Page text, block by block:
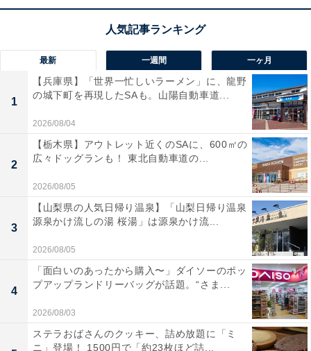
1 2
最新 一週間 一ヶ月
1
【兵庫県】「世界一忙しいラーメン」に、龍野
の城下町を再現したSAも。山陽自動車道...
2026/08/04
2
【栃木県】アウトレット近くのSAに、600㎡の
広々ドッグランも！ 東北自動車道の...
2026/08/05
3
【山梨県の人気日帰り温泉】「山梨日帰り温泉
源泉かけ流しの湯 桜湯」は源泉かけ流...
2026/08/05
4
「面白いのあったから購入〜」ダイソーのポッ
プアップランドリーバッグが話題。“さま...
2026/08/03
ステラおばさんのクッキー、詰め放題に「ミ
ニ」登場！ 1500円で「約23枚ほど詰...